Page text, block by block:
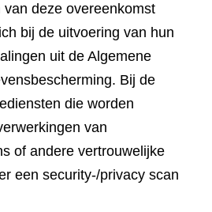
van deze overeenkomst
bij de uitvoering van hun
uit de Algemene
Bij de
die worden
van
of andere vertrouwelijke
een security-/privacy scan